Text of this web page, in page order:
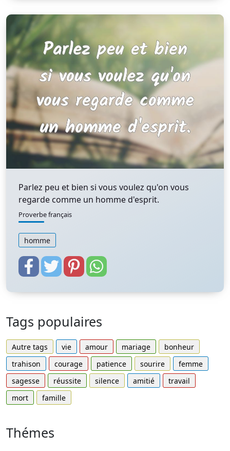
Parlez peu et bien si vous voulez qu'on vous
regarde comme un homme d'esprit.
Proverbe français
homme
Tags populaires
Autre tags vie amour mariage
bonheur
trahison
courage patience sourire
femme
sagesse
réussite silence amitié
travail
mort
famille
Thémes